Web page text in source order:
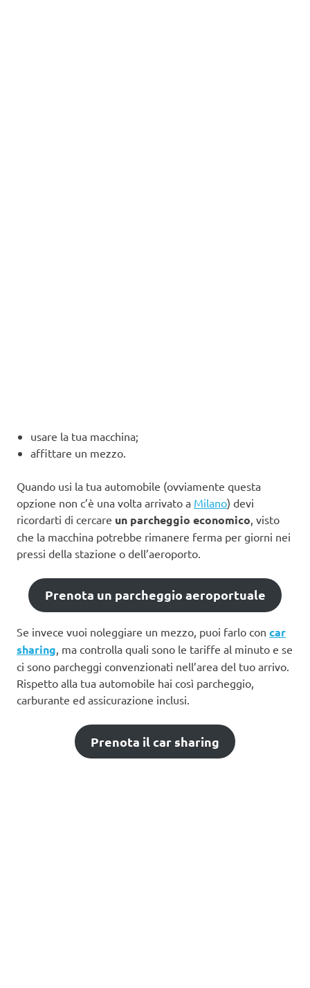
usare la tua macchina;
affittare un mezzo.
Quando usi la tua automobile (ovviamente questa
opzione non c’è una volta arrivato a Milano) devi
ricordarti di cercare un parcheggio economico , visto
che la macchina potrebbe rimanere ferma per giorni nei
pressi della stazione o dell’aeroporto.
Prenota un parcheggio aeroportuale
Se invece vuoi noleggiare un mezzo, puoi farlo con car
sharing, ma controlla quali sono le tariffe al minuto e se
ci sono parcheggi convenzionati nell’area del tuo arrivo.
Rispetto alla tua automobile hai così parcheggio,
carburante ed assicurazione inclusi.
Prenota il car sharing